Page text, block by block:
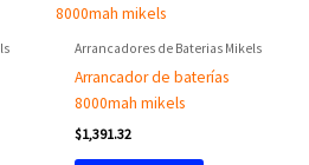
Arrancadores de Baterias Mikels
Arrancador de baterías
8000mah mikels
$1,391.32